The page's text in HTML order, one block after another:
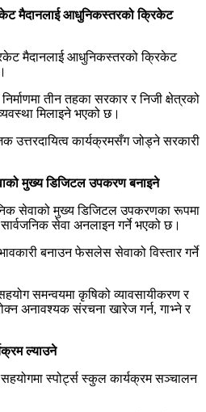
मैदानलाई आधुनिकस्तरको क्रिकेट
मैदानलाई आधुनिकस्तरको क्रिकेट
तीन तहका सरकार र निजी क्षेत्रको
मिलाइने भएको छ।
उत्तरदायित्व कार्यक्रमसँग जोड्ने सरकारी
मुख्य डिजिटल उपकरण बनाइने
सेवाको मुख्य डिजिटल उपकरणका रूपमा
सेवा अनलाइन गर्ने भएको छ।
बनाउन फेसलेस सेवाको विस्तार गर्ने
समन्वयमा कृषिको व्यावसायीकरण र
अनावश्यक संरचना खारेज गर्न, गाभ्ने र
ल्याउने
स्पोर्ट्स स्कुल कार्यक्रम सञ्चालन